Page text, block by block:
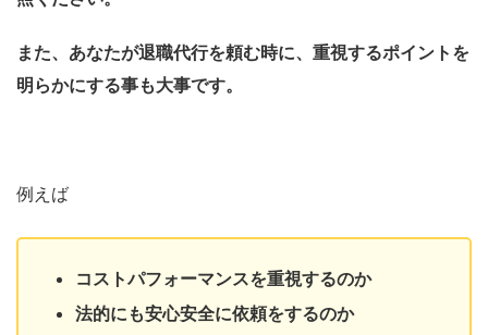
また、あなたが退職代行を頼む時に、重視するポイントを
明らかにする事も大事です。
例えば
コストパフォーマンスを重視するのか
法的にも安心安全に依頼をするのか